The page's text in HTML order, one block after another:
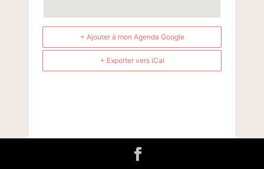
+ Ajouter à mon Agenda Google
+ Exporter vers iCal